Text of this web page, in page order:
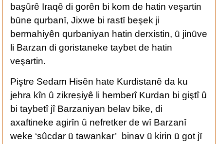
başûrê Iraqê di gorên bi kom de hatin veşartin
bȗne qurbanȋ, Jixwe bi rastȋ beşek ji
bermahiyên qurbaniyan hatin derxistin, ȗ jinȗve
li Barzan di goristaneke taybet de hatin
veşartin.
Piştre Sedam Hisên hate Kurdistanê da ku
jehra kîn û zikreșiyê li hemberî Kurdan bi giştî û
bi taybetî jî Barzaniyan belav bike, di
axaftineke agirȋn û nefretker de wȋ Barzanȋ
weke ‘sûcdar ȗ tawankar’ binav ȗ kirin ȗ got jȋ